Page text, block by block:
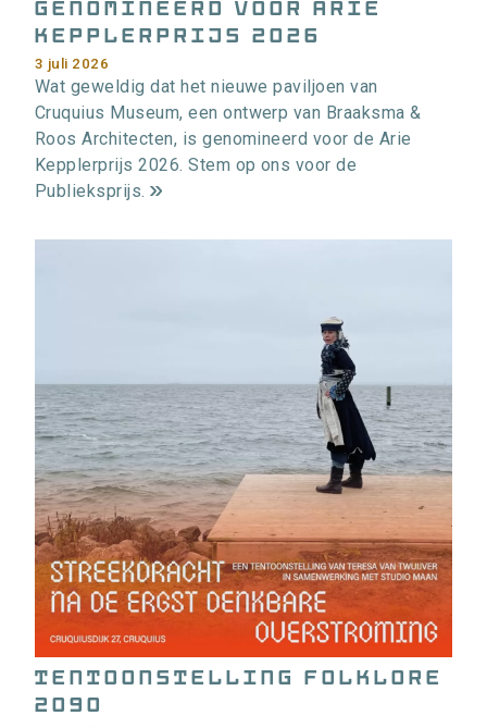
genomineerd voor Arie
Kepplerprijs 2026
3 juli 2026
Wat geweldig dat het nieuwe paviljoen van
Cruquius Museum, een ontwerp van Braaksma &
Roos Architecten, is genomineerd voor de Arie
Kepplerprijs 2026. Stem op ons voor de
Publieksprijs.
e
o
r
m
a
t
i
e
>
Tentoonstelling Folklore
2090